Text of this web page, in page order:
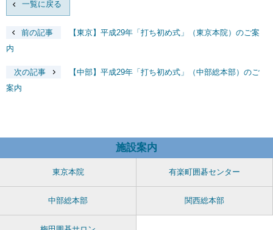
一覧に戻る
前の記事
【東京】平成29年「打ち初め式」（東京本院）のご案
内
次の記事
【中部】平成29年「打ち初め式」（中部総本部）のご
案内
施設案内
東京本院 有楽町囲碁センター
中部総本部 関西総本部